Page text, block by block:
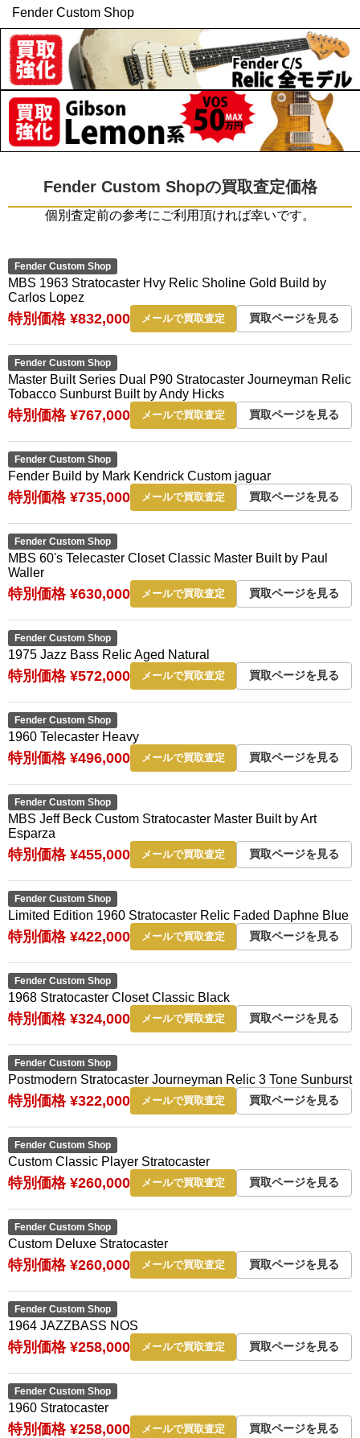
Fender Custom Shop
Fender Custom Shopの買取査定価格
個別査定前の参考にご利用頂ければ幸いです。
Fender Custom Shop
MBS 1963 Stratocaster Hvy Relic Sholine Gold Build by
Carlos Lopez
特別価格 ¥832,000 メールで買取査定 買取ページを見る
Fender Custom Shop
Master Built Series Dual P90 Stratocaster Journeyman Relic
Tobacco Sunburst Built by Andy Hicks
特別価格 ¥767,000 メールで買取査定 買取ページを見る
Fender Custom Shop
Fender Build by Mark Kendrick Custom jaguar
特別価格 ¥735,000 メールで買取査定 買取ページを見る
Fender Custom Shop
MBS 60's Telecaster Closet Classic Master Built by Paul
Waller
特別価格 ¥630,000 メールで買取査定 買取ページを見る
Fender Custom Shop
1975 Jazz Bass Relic Aged Natural
特別価格 ¥572,000 メールで買取査定 買取ページを見る
Fender Custom Shop
1960 Telecaster Heavy
特別価格 ¥496,000 メールで買取査定 買取ページを見る
Fender Custom Shop
MBS Jeff Beck Custom Stratocaster Master Built by Art
Esparza
特別価格 ¥455,000 メールで買取査定 買取ページを見る
Fender Custom Shop
Limited Edition 1960 Stratocaster Relic Faded Daphne Blue
特別価格 ¥422,000 メールで買取査定 買取ページを見る
Fender Custom Shop
1968 Stratocaster Closet Classic Black
特別価格 ¥324,000 メールで買取査定 買取ページを見る
Fender Custom Shop
Postmodern Stratocaster Journeyman Relic 3 Tone Sunburst
特別価格 ¥322,000 メールで買取査定 買取ページを見る
Fender Custom Shop
Custom Classic Player Stratocaster
特別価格 ¥260,000 メールで買取査定 買取ページを見る
Fender Custom Shop
Custom Deluxe Stratocaster
特別価格 ¥260,000 メールで買取査定 買取ページを見る
Fender Custom Shop
1964 JAZZBASS NOS
特別価格 ¥258,000 メールで買取査定 買取ページを見る
Fender Custom Shop
1960 Stratocaster
特別価格 ¥258,000 メールで買取査定 買取ページを見る